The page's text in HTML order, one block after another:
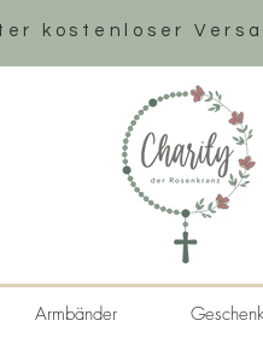
k ostenloser
Armbänder